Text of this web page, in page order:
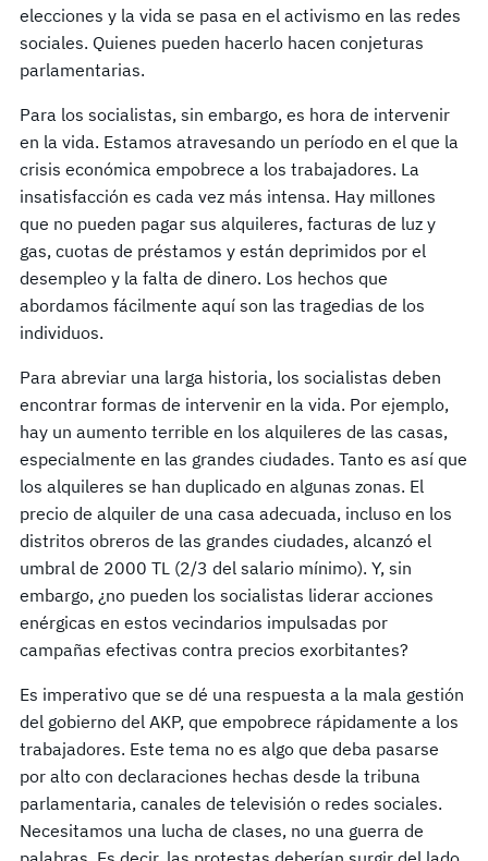
elecciones y la vida se pasa en el activismo en las redes
sociales. Quienes pueden hacerlo hacen conjeturas
parlamentarias.
Para los socialistas, sin embargo, es hora de intervenir
en la vida. Estamos atravesando un período en el que la
crisis económica empobrece a los trabajadores. La
insatisfacción es cada vez más intensa. Hay millones
que no pueden pagar sus alquileres, facturas de luz y
gas, cuotas de préstamos y están deprimidos por el
desempleo y la falta de dinero. Los hechos que
abordamos fácilmente aquí son las tragedias de los
individuos.
Para abreviar una larga historia, los socialistas deben
encontrar formas de intervenir en la vida. Por ejemplo,
hay un aumento terrible en los alquileres de las casas,
especialmente en las grandes ciudades. Tanto es así que
los alquileres se han duplicado en algunas zonas. El
precio de alquiler de una casa adecuada, incluso en los
distritos obreros de las grandes ciudades, alcanzó el
umbral de 2000 TL (2/3 del salario mínimo). Y, sin
embargo, ¿no pueden los socialistas liderar acciones
enérgicas en estos vecindarios impulsadas por
campañas efectivas contra precios exorbitantes?
Es imperativo que se dé una respuesta a la mala gestión
del gobierno del AKP, que empobrece rápidamente a los
trabajadores. Este tema no es algo que deba pasarse
por alto con declaraciones hechas desde la tribuna
parlamentaria, canales de televisión o redes sociales.
Necesitamos una lucha de clases, no una guerra de